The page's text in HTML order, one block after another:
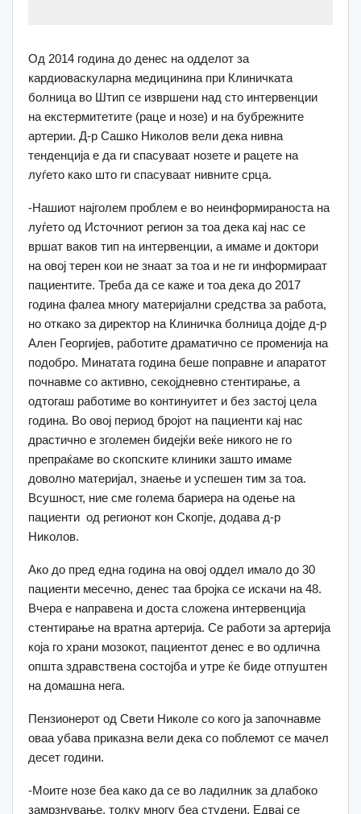
Од 2014 година до денес на одделот за
кардиоваскуларна медицинина при Клиничката
болница во Штип се извршени над сто интервенции
на екстермитетите (раце и нозе) и на бубрежните
артерии. Д-р Сашко Николов вели дека нивна
тенденција е да ги спасуваат нозете и рацете на
луѓето како што ги спасуваат нивните срца.
-Нашиот најголем проблем е во неинформираноста на
луѓето од Источниот регион за тоа дека кај нас се
вршат ваков тип на интервенции, а имаме и доктори
на овој терен кои не знаат за тоа и не ги информираат
пациентите. Треба да се каже и тоа дека до 2017
година фалеа многу материјални средства за работа,
но откако за директор на Клиничка болница дојде д-р
Ален Георгијев, работите драматично се променија на
подобро. Минатата година беше поправне и апаратот
почнавме со активно, секојдневно стентирање, а
одтогаш работиме во континуитет и без застој цела
година. Во овој период бројот на пациенти кај нас
драстично е зголемен бидејќи веќе никого не го
препраќаме во скопските клиники зашто имаме
доволно материјал, знаење и успешен тим за тоа.
Всушност, ние сме голема бариера на одење на
пациенти од регионот кон Скопје, додава д-р
Николов.
Ако до пред една година на овој оддел имало до 30
пациенти месечно, денес таа бројка се искачи на 48.
Вчера е направена и доста сложена интервенција
стентирање на вратна артерија. Се работи за артерија
која го храни мозокот, пациентот денес е во одлична
општа здравствена состојба и утре ќе биде отпуштен
на домашна нега.
Пензионерот од Свети Николе со кого ја започнавме
оваа убава приказна вели дека со поблемот се мачел
десет години.
-Моите нозе беа како да се во ладилник за длабоко
замрзнување, толку многу беа студени. Едвај се